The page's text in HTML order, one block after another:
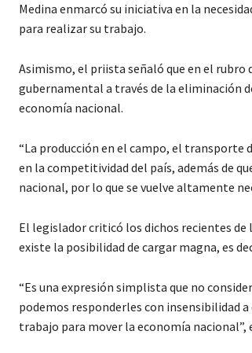
Medina enmarcó su iniciativa en la
para realizar su trabajo.
Asimismo, el priista señaló que en el rubro
gubernamental a través de la eliminación
economía nacional.
“La producción en el campo, el transporte
en la competitividad del país, además de
nacional, por lo que se vuelve altamente
El legislador criticó los dichos recientes de
existe la posibilidad de cargar magna, es
“Es una expresión simplista que no
podemos responderles con insensibilidad
trabajo para mover la economía nacional”,